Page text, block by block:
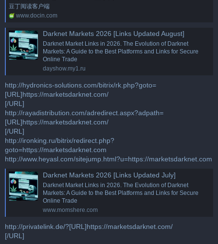
豆丁阅读客户端
www.docin.com
Darknet Markets 2026 [Links Updated August]
Darknet Market Links in 2026. The Evolution of Darknet
Markets: A Guide to the Best Platforms and Links for Secure
Online Trade
dayshow.my1.ru
http://hydronics-solutions.com/bitrix/rk.php?goto=
[URL]https://marketsdarknet.com/
[/URL]
http://rayadistribution.com/adredirect.aspx?adpath=
[URL]https://marketsdarknet.com/
[/URL]
http://ironking.ru/bitrix/redirect.php?
goto=https://marketsdarknet.com
http://www.heyasl.com/sitejump.html?u=https://marketsdarknet.com
Darknet Markets 2026 [Links Updated July]
Darknet Market Links in 2026. The Evolution of Darknet
Markets: A Guide to the Best Platforms and Links for Secure
Online Trade
www.momshere.com
http://privatelink.de/?[URL]https://marketsdarknet.com/
[/URL]